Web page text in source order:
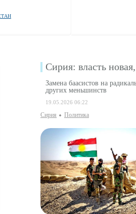
Сирия: власть
Замена баасистов на
других меньшинств
19.05.2026 06:22
Сирия Политика